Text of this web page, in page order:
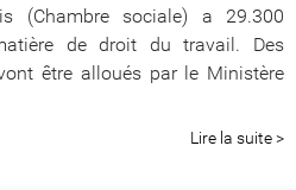
(Chambre sociale) a 29.300
de droit du travail. Des
être alloués par le Ministère
Lire la suite >